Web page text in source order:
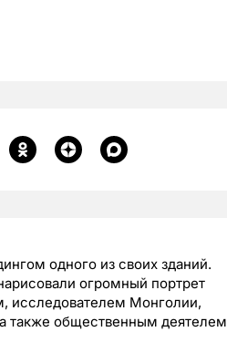
одного из своих зданий.
огромный портрет
исследователем Монголии,
также общественным деятелем